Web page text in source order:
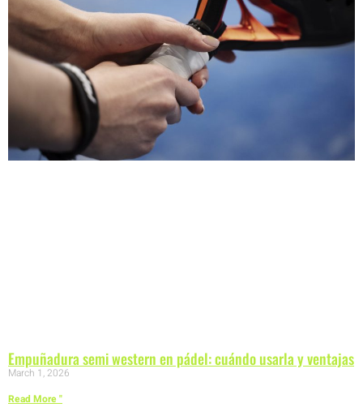
Empuñadura semi western en pádel: cuándo usarla y ventajas
March 1, 2026
Read More "